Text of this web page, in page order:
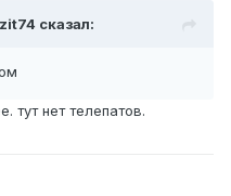
сказал:
нет телепатов.